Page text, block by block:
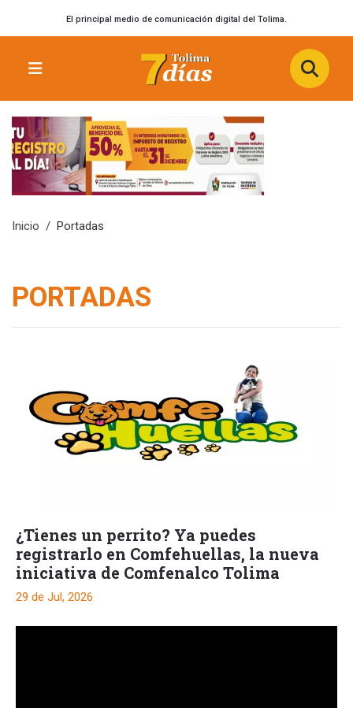
El principal medio de comunicación digital del Tolima.
Inicio Portadas
PORTADAS
¿Tienes un perrito? Ya puedes
registrarlo en Comfehuellas, la nueva
iniciativa de Comfenalco Tolima
29 de Jul, 2026